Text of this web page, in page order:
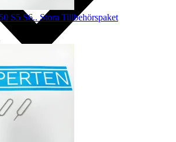
inte får din vara
S5 S6.. Stora Tillbehörspaket